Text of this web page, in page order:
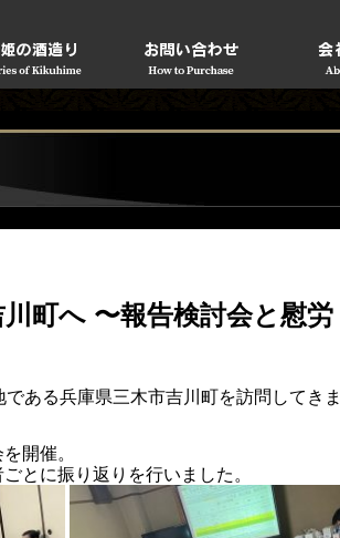
川町へ 〜報告検討会と慰労
ある兵庫県三木市吉川町を訪問してきま
開催。
とに振り返りを行いました。